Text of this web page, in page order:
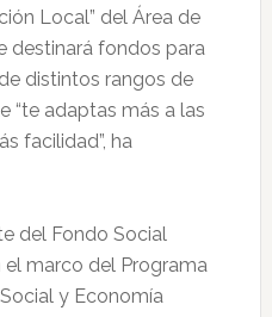
Local” del Área de
destinará fondos para
distintos rangos de
“te adaptas más a las
facilidad”, ha
del Fondo Social
el marco del Programa
y Economía